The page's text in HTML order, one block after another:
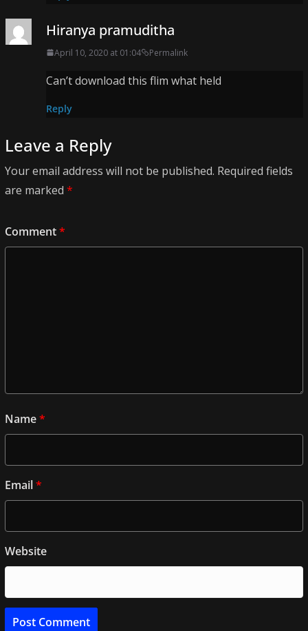
Hiranya pramuditha
April 10, 2020 at 01:04 Permalink
Can’t download this flim what held
Reply
Leave a Reply
Your email address will not be published. Required fields
are marked *
Comment*
Name*
Email*
Website